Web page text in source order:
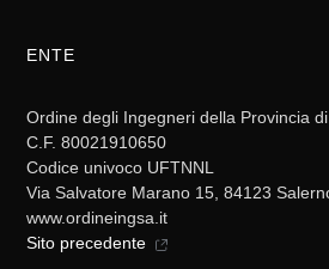
ENTE
Ordine degli Ingegneri della Provincia
C.F. 80021910650
Codice univoco UFTNNL
Via Salvatore Marano 15, 84123
www.ordineingsa.it
Sito precedente